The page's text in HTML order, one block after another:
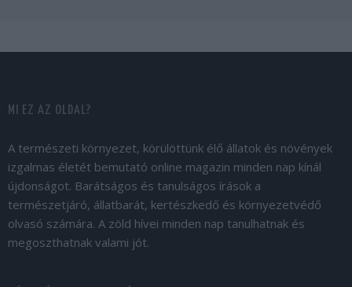
MI EZ AZ OLDAL?
A természeti környezet, körülöttünk élő állatok és növények
izgalmas életét bemutató online magazin minden nap kínál
újdonságot. Barátságos és tanulságos írások a
természetjáró, állatbarát, kertészkedő és környezetvédő
olvasó számára. A zöld hívei minden nap tanulhatnak és
megoszthatnak valami jót.